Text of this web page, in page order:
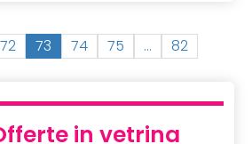
72 73
c
r
r
74 75 … 82
in vetrina